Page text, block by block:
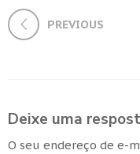
PREVIOUS
Deixe uma
O seu endereço de e-